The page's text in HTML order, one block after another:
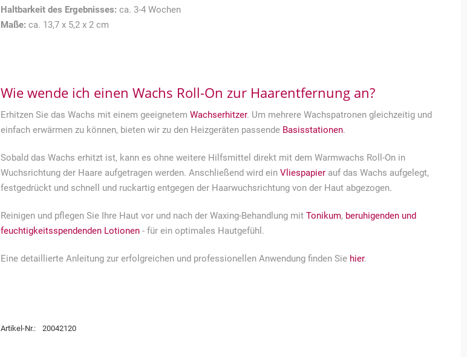
Haltbarkeit des Ergebnisses: ca. 3-4 Wochen
Maße: ca. 13,7 x 5,2 x 2 cm
Wie wende ich einen Wachs Roll-On zur Haarentfernung an?
Erhitzen Sie das Wachs mit einem geeignetem Wachserhitzer. Um mehrere Wachspatronen gleichzeitig und
einfach erwärmen zu können, bieten wir zu den Heizgeräten passende Basisstationen.
Sobald das Wachs erhitzt ist, kann es ohne weitere Hilfsmittel direkt mit dem Warmwachs Roll-On in
Wuchsrichtung der Haare aufgetragen werden. Anschließend wird ein Vliespapierauf das Wachs aufgelegt,
festgedrückt und schnell und ruckartig entgegen der Haarwuchsrichtung von der Haut abgezogen.
Reinigen und pflegen Sie Ihre Haut vor und nach der Waxing-Behandlung mit Tonikum, beruhigenden und
feuchtigkeitsspendenden Lotionen- für ein optimales Hautgefühl.
Eine detaillierte Anleitung zur erfolgreichen und professionellen Anwendung finden Sie hier.
Artikel-Nr.: 20042120